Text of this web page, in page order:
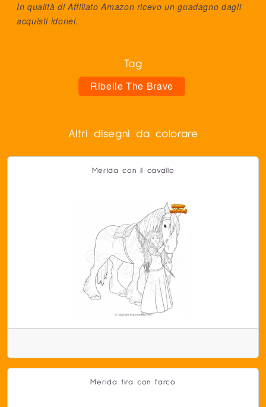
In qualità di Affiliato Amazon ricevo un guadagno dagli
acquisti idonei.
Tag
Ribelle The Brave
Altri disegni da colorare
Merida con il cavallo
Merida tira con l'arco